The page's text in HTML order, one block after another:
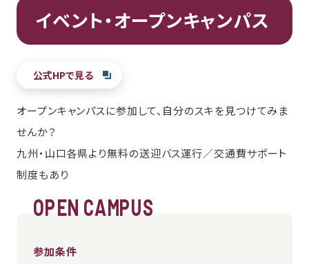
イベント・オープンキャンパス
公式HPで見る
オープンキャンパスに参加して、自分のスキを見つけてみま
せんか？
九州・山口各県より無料の送迎バス運行／交通費サポート
制度もあり
OPEN CAMPUS
参加条件